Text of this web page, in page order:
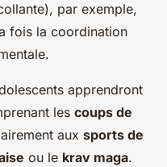
par exemple,
fois la coordination
apprendront
les coups de
aux sports de
ou le krav maga.